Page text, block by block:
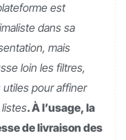
est
dans sa
mais
loin les filtres,
utiles pour affiner
. À l’usage, la
de livraison des